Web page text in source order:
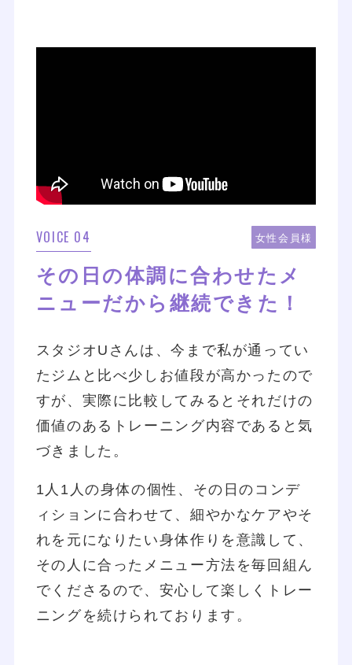
VOICE 04 女性会員様
その日の体調に合わせたメ
ニューだから継続できた！
スタジオUさんは、今まで私が通ってい
たジムと比べ少しお値段が高かったので
すが、実際に比較してみるとそれだけの
価値のあるトレーニング内容であると気
づきました。
1人1人の身体の個性、その日のコンデ
ィションに合わせて、細やかなケアやそ
れを元になりたい身体作りを意識して、
その人に合ったメニュー方法を毎回組ん
でくださるので、安心して楽しくトレー
ニングを続けられております。